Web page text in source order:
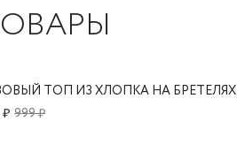
ТОП ИЗ ХЛОПКА НА БРЕТЕЛЯХ
999 ₽
₽